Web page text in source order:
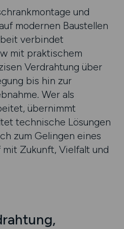
und
modernen Baustellen
verbindet
mit praktischem
Verdrahtung über
bis hin zur
Wer als
übernimmt
technische Lösungen
zum Gelingen eines
mit Zukunft, Vielfalt und